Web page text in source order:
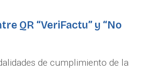
QR “VeriFactu” y “No
de cumplimiento de la